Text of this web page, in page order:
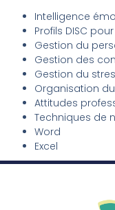
Intelligence
Profils DISC
Gestion du
Gestion des
Gestion du
Organisation
Attitudes
Techniques de
Word
Excel